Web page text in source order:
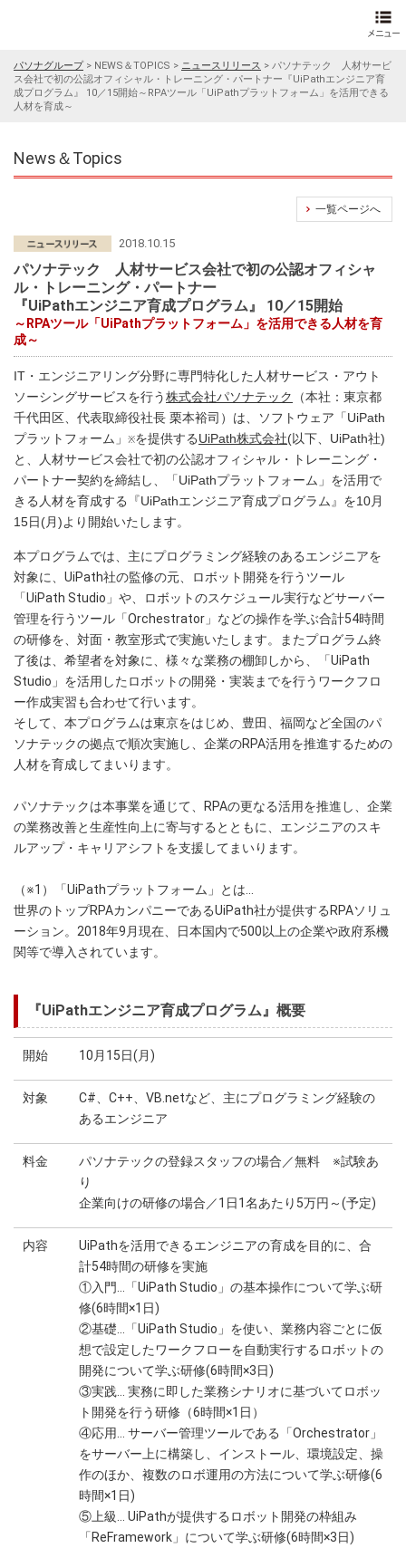
パソナグループ> NEWS＆TOPICS > ニュースリリース > パソナテック 人材サービ
ス会社で初の公認オフィシャル・トレーニング・パートナー『UiPathエンジニア育
成プログラム』 10／15開始～RPAツール「UiPathプラットフォーム」を活用できる
人材を育成～
News＆Topics
一覧ページへ
2018.10.15
パソナテック 人材サービス会社で初の公認オフィシャ
ル・トレーニング・パートナー
『UiPathエンジニア育成プログラム』 10／15開始
～RPAツール「UiPathプラットフォーム」を活用できる人材を育
成～
IT・エンジニアリング分野に専門特化した人材サービス・アウト
ソーシングサービスを行う株式会社パソナテック
（本社：東京都
千代田区、代表取締役社長 栗本裕司）は、ソフトウェア「UiPath
プラットフォーム」
※を提供するUiPath株式会社(以下、UiPath社)
と、人材サービス会社で初の公認オフィシャル・トレーニング・
パートナー契約を締結し、「UiPathプラットフォーム」を活用で
きる人材を育成する『UiPathエンジニア育成プログラム』を10月
15日(月)より開始いたします。
本プログラムでは、主にプログラミング経験のあるエンジニアを
対象に、UiPath社の監修の元、ロボット開発を行うツール
「UiPath Studio」や、ロボットのスケジュール実行などサーバー
管理を行うツール「Orchestrator」などの操作を学ぶ合計54時間
の研修を、対面・教室形式で実施いたします。またプログラム終
了後は、希望者を対象に、様々な業務の棚卸しから、「UiPath
Studio」を活用したロボットの開発・実装までを行うワークフロ
ー作成実習も合わせて行います。
そして、本プログラムは東京をはじめ、豊田、福岡など全国のパ
ソナテックの拠点で順次実施し、企業のRPA活用を推進するための
人材を育成してまいります。
パソナテックは本事業を通じて、RPAの更なる活用を推進し、企業
の業務改善と生産性向上に寄与するとともに、エンジニアのスキ
ルアップ・キャリアシフトを支援してまいります。
（※1）「UiPathプラットフォーム」とは…
世界のトップRPAカンパニーであるUiPath社が提供するRPAソリュ
ーション。2018年9月現在、日本国内で500以上の企業や政府系機
関等で導入されています。
『UiPathエンジニア育成プログラム』概要
開始 10月15日(月)
対象
C#、C++、VB.netなど、主にプログラミング経験の
あるエンジニア
料金
パソナテックの登録スタッフの場合／無料 ※試験あ
り
企業向けの研修の場合／1日1名あたり5万円～(予定)
内容
UiPathを活用できるエンジニアの育成を目的に、合
計54時間の研修を実施
①入門…「UiPath Studio」の基本操作について学ぶ研
修(6時間×1日)
②基礎…「UiPath Studio」を使い、業務内容ごとに仮
想で設定したワークフローを自動実行するロボットの
開発について学ぶ研修(6時間×3日)
③実践… 実務に即した業務シナリオに基づいてロボッ
ト開発を行う研修（6時間×1日）
④応用… サーバー管理ツールである「Orchestrator」
をサーバー上に構築し、インストール、環境設定、操
作のほか、複数のロボ運用の方法について学ぶ研修(6
時間×1日)
⑤上級… UiPathが提供するロボット開発の枠組み
「ReFramework」について学ぶ研修(6時間×3日)